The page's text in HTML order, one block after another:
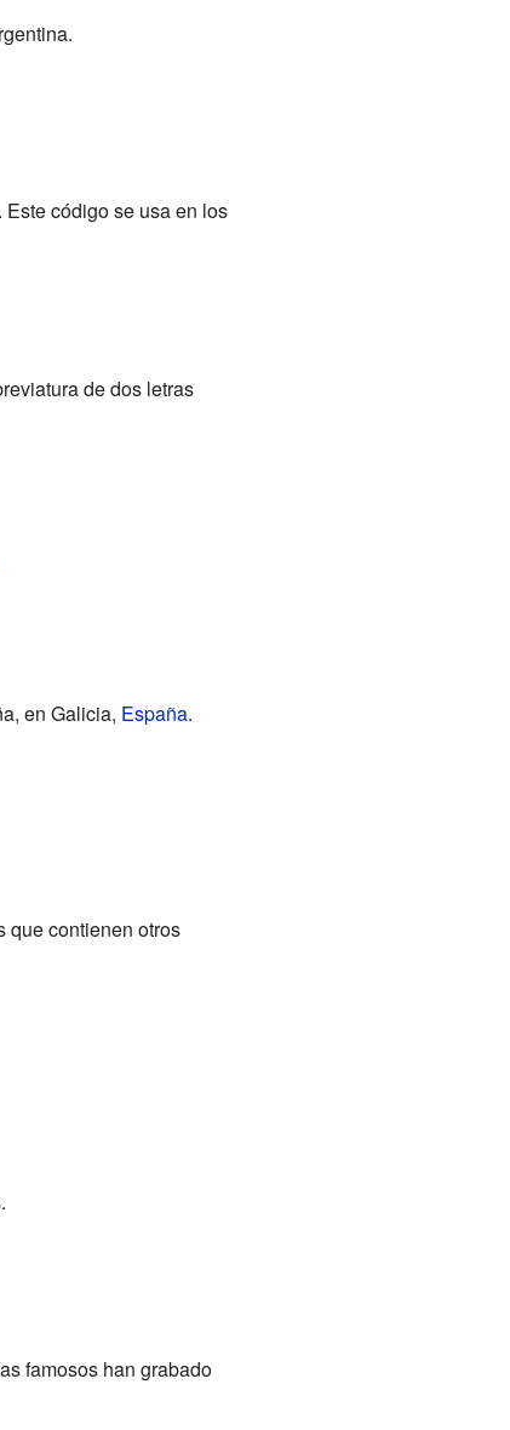
código se usa en los
de dos letras
en Galicia, España.
que contienen otros
famosos han grabado